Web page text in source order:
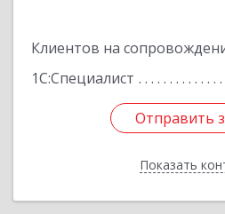
Клиентов на
1С:Специалист
Отправить
Показать
Отправить
Назад